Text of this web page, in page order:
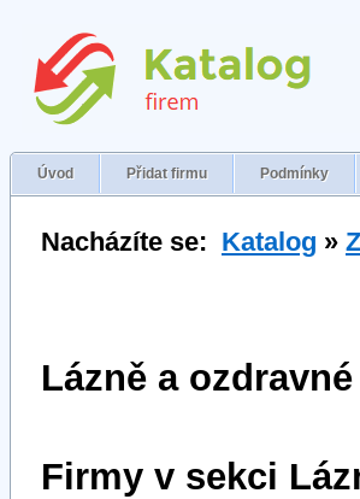
Úvod Přidat firmu Podmínky
Nacházíte se: Katalog »
Lázně a
Firmy v sekci